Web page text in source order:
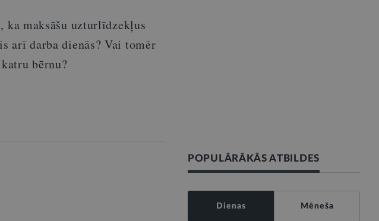
maksāšu uzturlīdzekļus
arī darba dienās? Vai tomēr
bērnu?
POPULĀRĀKĀS ATBILDES
Dienas Mēneša